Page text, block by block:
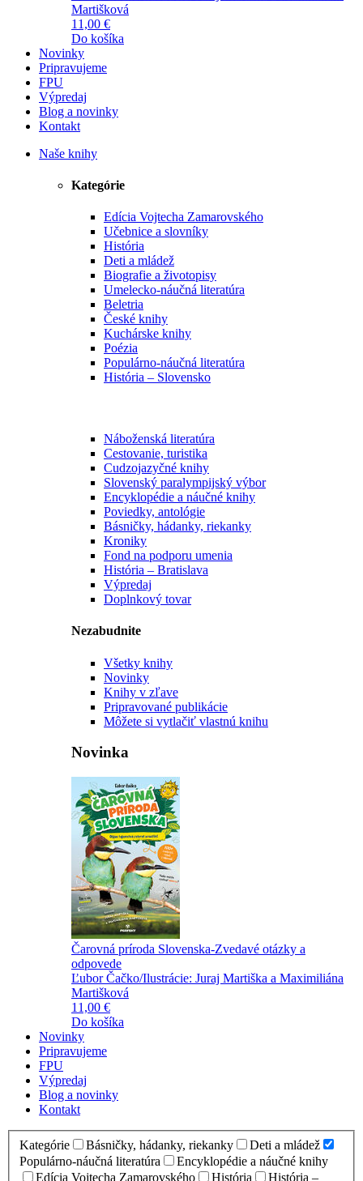
Martišková
11,00 €
Do košíka
Novinky
Pripravujeme
FPU
Výpredaj
Blog a novinky
Kontakt
Naše knihy
Kategórie
Edícia Vojtecha Zamarovského
Učebnice a slovníky
História
Deti a mládež
Biografie a životopisy
Umelecko-náučná literatúra
Beletria
České knihy
Kuchárske knihy
Poézia
Populárno-náučná literatúra
História – Slovensko
Náboženská literatúra
Cestovanie, turistika
Cudzojazyčné knihy
Slovenský paralympijský výbor
Encyklopédie a náučné knihy
Poviedky, antológie
Básničky, hádanky, riekanky
Kroniky
Fond na podporu umenia
História – Bratislava
Výpredaj
Doplnkový tovar
Nezabudnite
Všetky knihy
Novinky
Knihy v zľave
Pripravované publikácie
Môžete si vytlačiť vlastnú knihu
Novinka
Čarovná príroda Slovenska-Zvedavé otázky a
odpovede
Ľubor Čačko/Ilustrácie: Juraj Martiška a Maximiliána
Martišková
11,00 €
Do košíka
Novinky
Pripravujeme
FPU
Výpredaj
Blog a novinky
Kontakt
Kategórie Básničky, hádanky, riekanky
Deti a mládež
Populárno-náučná literatúra
Encyklopédie a náučné knihy
Edícia Vojtecha Zamarovského
História História –